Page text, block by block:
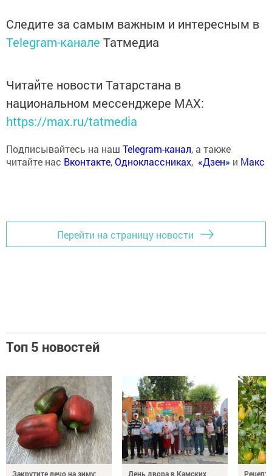
Следите за самым важным и интересным в
Telegram-канале Татмедиа
Читайте новости Татарстана в
национальном мессенджере MАХ:
https://max.ru/tatmedia
Подписывайтесь на наш Telegram-канал, а также
читайте нас Вконтакте,Одноклассниках, «Дзен» и Макс
Перейти на страницу новости
Топ 5 новостей
Закрутите лечо на зиму: День двора в Камских